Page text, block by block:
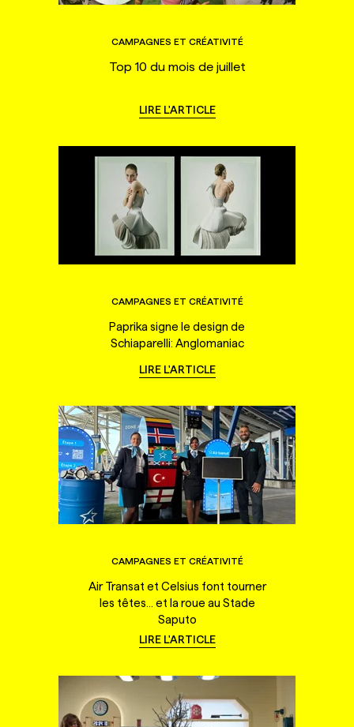
CAMPAGNES ET CRÉATIVITÉ
Top 10 du mois de juillet
LIRE L'ARTICLE
CAMPAGNES ET CRÉATIVITÉ
Paprika signe le design de
Schiaparelli: Anglomaniac
LIRE L'ARTICLE
CAMPAGNES ET CRÉATIVITÉ
Air Transat et Celsius font tourner
les têtes... et la roue au Stade
Saputo
LIRE L'ARTICLE